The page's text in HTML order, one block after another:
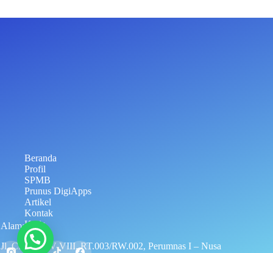
Beranda
Profil
SPMB
Prunus DigiApps
Artikel
Kontak
Karir
Alamat
Jl. Cisadane V-VIII, RT.003/RW.002, Perumnas I – Nusa